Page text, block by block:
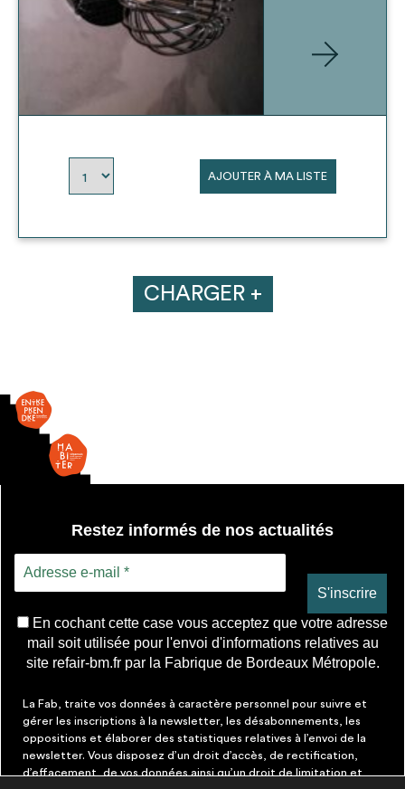
AJOUTER À MA LISTE
CHARGER +
Restez informés de nos actualités
En cochant cette case vous acceptez que votre adresse
mail soit utilisée pour l'envoi d'informations relatives au
site refair-bm.fr par la Fabrique de Bordeaux Métropole.
La Fab, traite vos données à caractère personnel pour suivre et
gérer les inscriptions à la newsletter, les désabonnements, les
oppositions et élaborer des statistiques relatives à l’envoi de la
newsletter. Vous disposez d’un droit d’accès, de rectification,
d’effacement, de vos données ainsi qu’un droit de limitation et